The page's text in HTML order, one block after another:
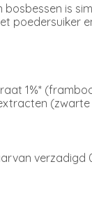
is
poedersuiker
1%*
(zwarte
verzadigd